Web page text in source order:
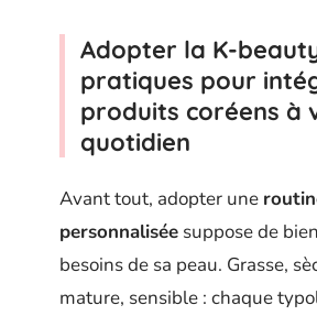
Adopter la K-
pratiques pour
produits coréens à
quotidien
Avant tout, adopter une
personnalisée suppose de
besoins de sa peau. Grasse,
mature, sensible : chaque